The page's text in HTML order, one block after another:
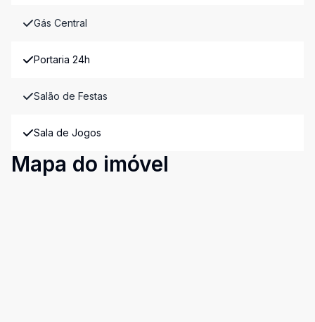
Gás Central
Portaria 24h
Salão de Festas
Sala de Jogos
Mapa do imóvel